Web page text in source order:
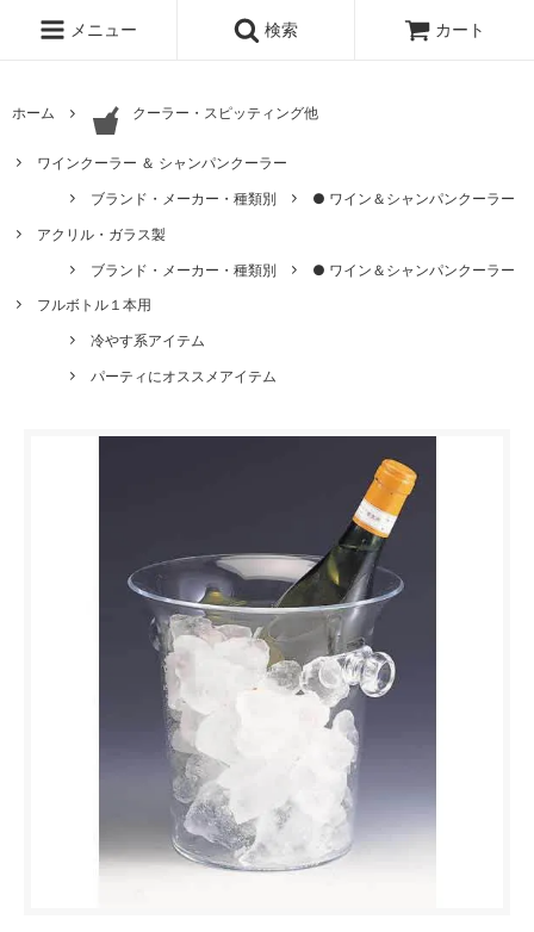
メニュー 検索 カート
ホーム クーラー・スピッティング他
ワインクーラー ＆ シャンパンクーラー
ブランド・メーカー・種類別
● ワイン＆シャンパンクーラー
アクリル・ガラス製
ブランド・メーカー・種類別
● ワイン＆シャンパンクーラー
フルボトル１本用
冷やす系アイテム
パーティにオススメアイテム